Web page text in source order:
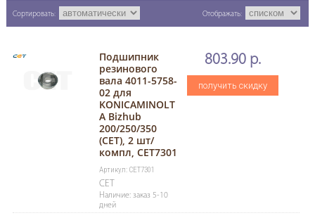
Сортировать: Отображать:
Подшипник
резинового
вала 4011-5758-
02 для
KONICAMINOLT
A Bizhub
200/250/350
(CET), 2 шт/
компл, CET7301
Артикул: CET7301
CET
Наличие: заказ 5-10
дней
803.90 р.
получить скидку